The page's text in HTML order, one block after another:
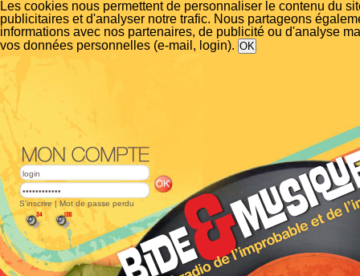
Les cookies nous permettent de personnaliser le contenu du
publicitaires et d'analyser notre trafic. Nous partageons
informations avec nos partenaires, de publicité ou d'analyse
vos données personnelles (e-mail, login).
S'inscrire | Mot de passe perdu